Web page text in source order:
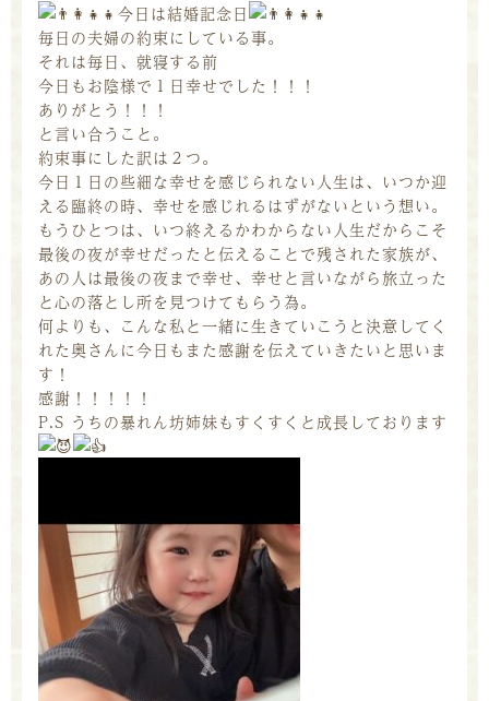
今日は結婚記念日
毎日の夫婦の約束にしている事。
それは毎日、就寝する前
今日もお陰様で１日幸せでした！！！
ありがとう！！！
と言い合うこと。
約束事にした訳は２つ。
今日１日の些細な幸せを感じられない人生は、いつか迎
える臨終の時、幸せを感じれるはずがないという想い。
もうひとつは、いつ終えるかわからない人生だからこそ
最後の夜が幸せだったと伝えることで残された家族が、
あの人は最後の夜まで幸せ、幸せと言いながら旅立った
と心の落とし所を見つけてもらう為。
何よりも、こんな私と一緒に生きていこうと決意してく
れた奥さんに今日もまた感謝を伝えていきたいと思いま
す！
感謝！！！！！
P.S うちの暴れん坊姉妹もすくすくと成長しております